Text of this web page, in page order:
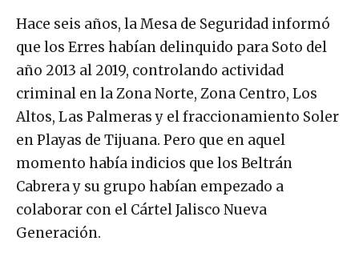
Hace seis años, la Mesa de Seguridad informó
que los Erres habían delinquido para Soto del
año 2013 al 2019, controlando actividad
criminal en la Zona Norte, Zona Centro, Los
Altos, Las Palmeras y el fraccionamiento Soler
en Playas de Tijuana. Pero que en aquel
momento había indicios que los Beltrán
Cabrera y su grupo habían empezado a
colaborar con el Cártel Jalisco Nueva
Generación.